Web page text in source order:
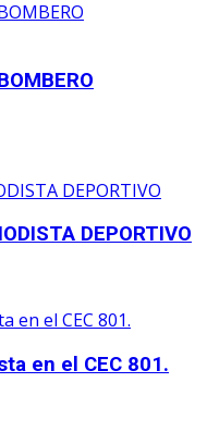
DEPORTIVO
en el CEC 801.